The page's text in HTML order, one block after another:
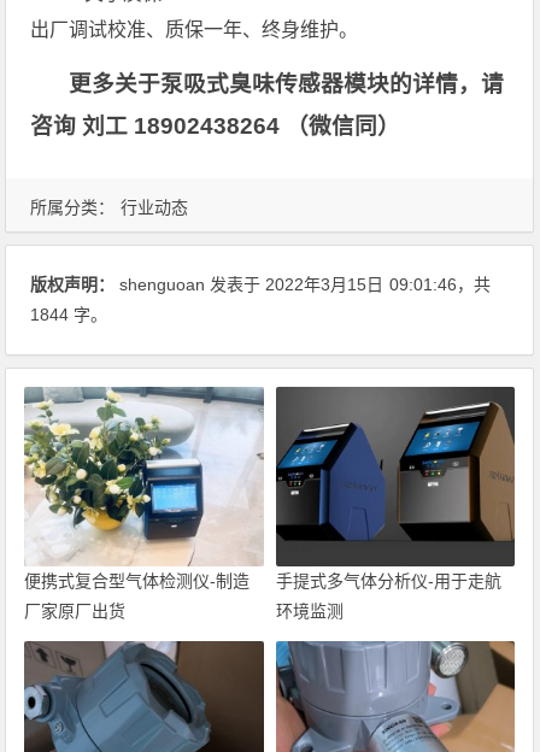
出厂调试校准、质保一年、终身维护。
更多关于泵吸式臭味传感器模块的详情，请
咨询 刘工 18902438264 （微信同）
所属分类： 行业动态
版权声明： shenguoan 发表于 2022年3月15日 09:01:46，共
1844 字。
便携式复合型气体检测仪-制造
厂家原厂出货
手提式多气体分析仪-用于走航
环境监测